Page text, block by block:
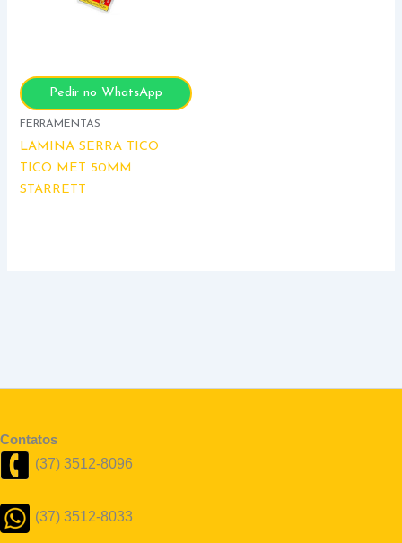
Pedir no WhatsApp
FERRAMENTAS
LAMINA SERRA TICO
TICO MET 50MM
STARRETT
Contatos
(37) 3512-8096
(37) 3512-8033